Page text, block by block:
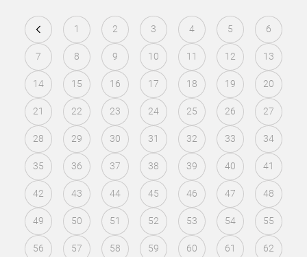
1 2 3 4 5 6
7 8 9 10 11 12 13
14 15 16 17 18 19 20
21 22 23 24 25 26 27
28 29 30 31 32 33 34
35 36 37 38 39 40 41
42 43 44 45 46 47 48
49 50 51 52 53 54 55
56 57 58 59 60 61 62